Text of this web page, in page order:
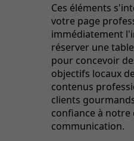
Ces éléments
votre page
immédiatement
réserver une
pour concevoir
objectifs locaux
contenus
clients
confiance à
communication.